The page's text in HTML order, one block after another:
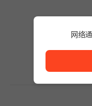
请缩短搜
网络